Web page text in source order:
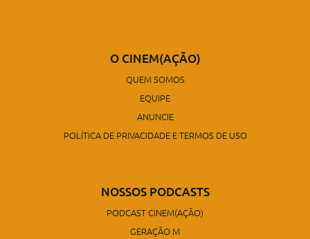
O CINEM(AÇÃO)
QUEM SOMOS
EQUIPE
ANUNCIE
POLÍTICA DE PRIVACIDADE E TERMOS DE USO
NOSSOS PODCASTS
PODCAST CINEM(AÇÃO)
GERAÇÃO M